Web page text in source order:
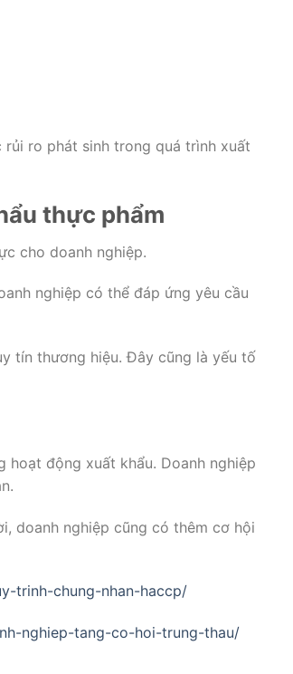
ro phát sinh trong quá trình xuất
thực phẩm
cho doanh nghiệp.
nghiệp có thể đáp ứng yêu cầu
tín thương hiệu. Đây cũng là yếu tố
động xuất khẩu. Doanh nghiệp
doanh nghiệp cũng có thêm cơ hội
trinh-chung-nhan-haccp/
nghiep-tang-co-hoi-trung-thau/